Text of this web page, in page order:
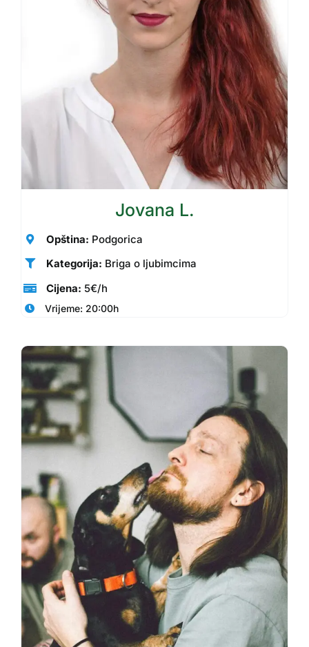
Jovana L.
Opština: Podgorica
Kategorija: Briga o ljubimcima
Cijena: 5€/h
Vrijeme: 20:00h